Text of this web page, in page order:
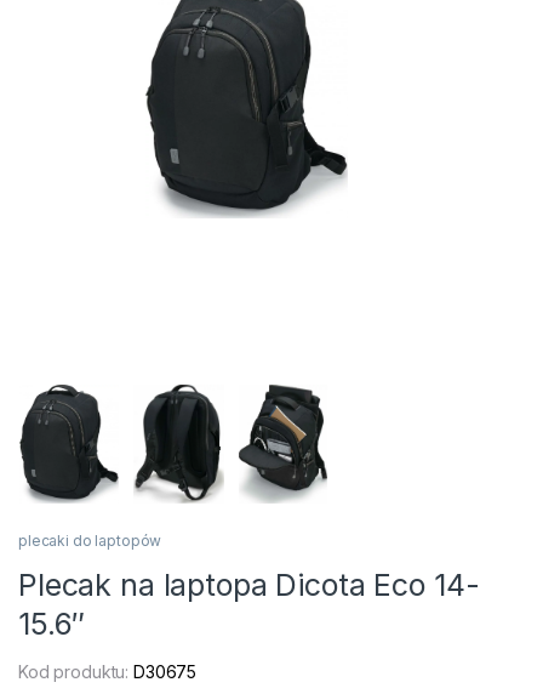
plecaki do laptopów
Plecak na laptopa Dicota Eco 14-
15.6″
Kod produktu:D30675